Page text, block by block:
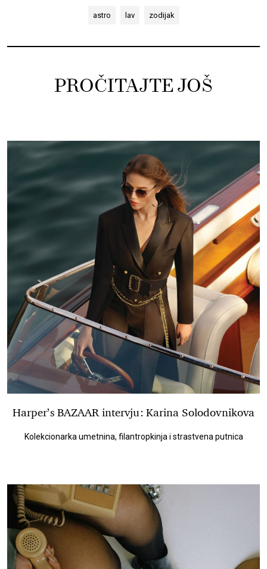
astro lav zodijak
PROČITAJTE JOŠ
Harper’s BAZAAR intervju: Karina Solodovnikova
Kolekcionarka umetnina, filantropkinja i strastvena putnica